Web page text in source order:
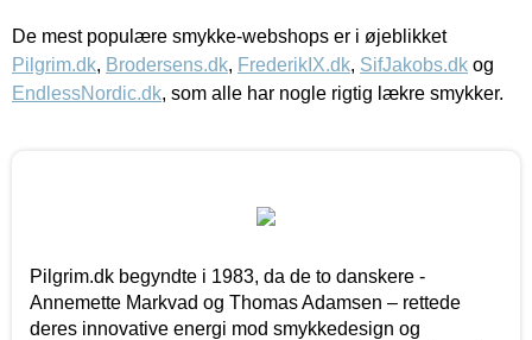
De mest populære smykke-webshops er i øjeblikket
Pilgrim.dk, Brodersens.dk, FrederikIX.dk, SifJakobs.dk og
EndlessNordic.dk, som alle har nogle rigtig lækre smykker.
Pilgrim.dk begyndte i 1983, da de to danskere -
Annemette Markvad og Thomas Adamsen – rettede
deres innovative energi mod smykkedesign og